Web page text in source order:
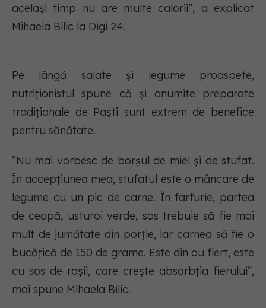
același timp nu are multe calorii”, a explicat
Mihaela Bilic la Digi 24.
Pe lângă salate și legume proaspete,
nutriționistul spune că și anumite preparate
tradiționale de Paști sunt extrem de benefice
pentru sănătate.
”Nu mai vorbesc de borșul de miel și de stufat.
În accepțiunea mea, stufatul este o mâncare de
legume cu un pic de carne. În farfurie, partea
de ceapă, usturoi verde, sos trebuie să fie mai
mult de jumătate din porție, iar carnea să fie o
bucățică de 150 de grame. Este din ou fiert, este
cu sos de roșii, care crește absorbția fierului”,
mai spune Mihaela Bilic.